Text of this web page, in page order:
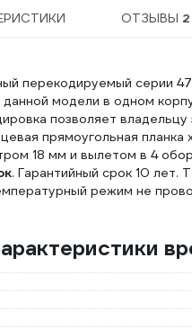
ОТЗЫВЫ 2
перекодируемый серии
модели в одном
позволяет
прямоугольная
18 мм и вылетом в 4
. Гарантийный срок 10 лет.
режим не